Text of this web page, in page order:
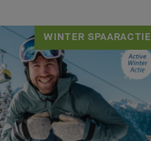
WINTER SPAARACTIE